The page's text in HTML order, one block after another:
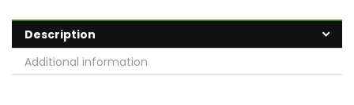
Description
Additional information